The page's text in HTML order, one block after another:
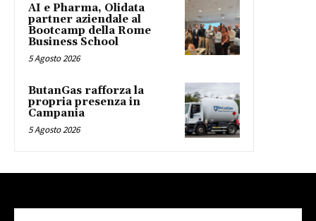
AI e Pharma, Olidata
partner aziendale al
Bootcamp della Rome
Business School
5 Agosto 2026
ButanGas rafforza la
propria presenza in
Campania
5 Agosto 2026